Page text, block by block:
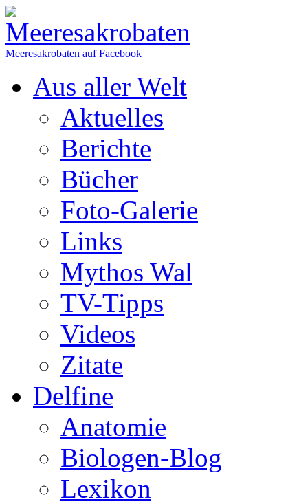
Meeresakrobaten auf Facebook
Aus aller Welt
Aktuelles
Berichte
Bücher
Foto-Galerie
Links
Mythos Wal
TV-Tipps
Videos
Zitate
Delfine
Anatomie
Biologen-Blog
Lexikon